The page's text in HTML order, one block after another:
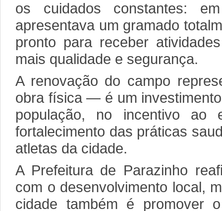
os cuidados constantes:
apresentava um gramado
pronto para receber
mais qualidade e segurança.
A renovação do campo
obra física — é um
população, no incentivo ao
fortalecimento das práticas
atletas da cidade.
A Prefeitura de Parazinho
com o desenvolvimento local,
cidade também é promover